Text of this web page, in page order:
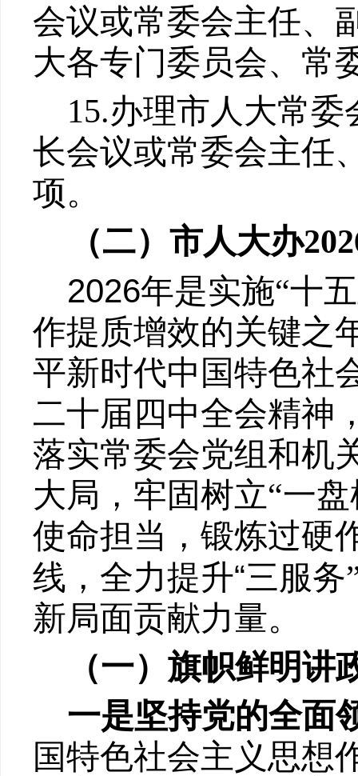
会议或常委会主任、
大各专门委员会、常
15.办理市人大常
长会议或常委会主任
项。
（二） 市人大办202
2026年是实施“十
作提质增效的关键之
平新时代中国特色社
二十届四中全会精神
落实常委会党组和机
大局，牢固树立“一盘
使命担当，锻炼过硬
线 ， 全力提升“三服务
新局面贡献力量。
（一）旗帜鲜明
一是坚持党的全面
国特色社会主义思想